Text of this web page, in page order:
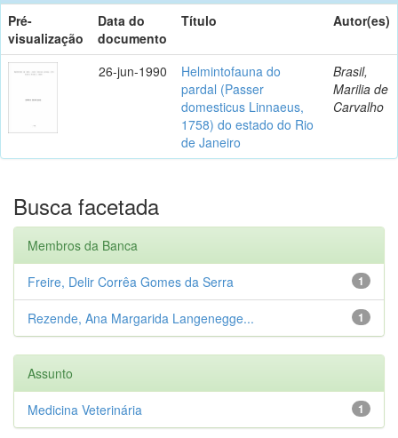
Pré-
visualização
Data do
documento
Título Autor(es)
26-jun-1990
Helmintofauna do
pardal (Passer
domesticus Linnaeus,
1758) do estado do Rio
de Janeiro
Brasil,
Marilia de
Carvalho
Busca facetada
Membros da Banca
1
Freire, Delir Corrêa Gomes da Serra
1
Rezende, Ana Margarida Langenegge...
Assunto
1
Medicina Veterinária